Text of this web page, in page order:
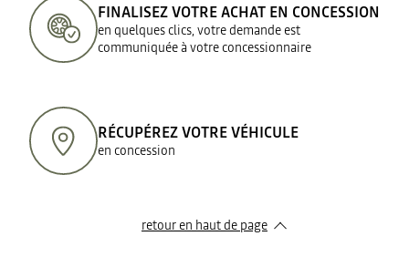
FINALISEZ VOTRE ACHAT EN CONCESSION
en quelques clics, votre demande est
communiquée à votre concessionnaire
RÉCUPÉREZ VOTRE VÉHICULE
en concession
retour en haut de page​